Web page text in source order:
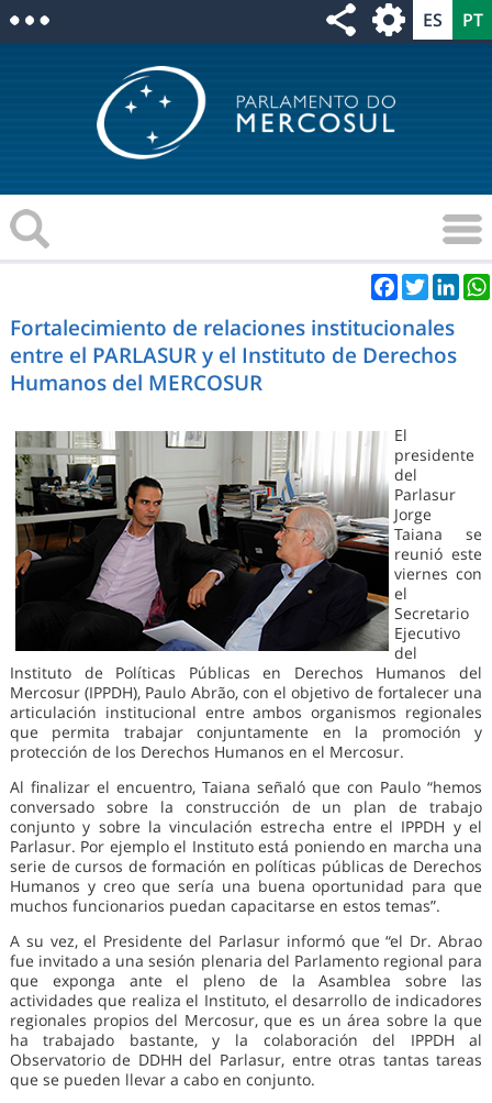
Facebook
Twitter
Fortalecimiento de relaciones institucionales
entre el PARLASUR y el Instituto de Derechos
Humanos del MERCOSUR
El
presidente
del
Parlasur
Jorge
Taiana se
reunió este
viernes con
el
Secretario
Ejecutivo
del
Instituto de Políticas Públicas en Derechos Humanos del
Mercosur (IPPDH), Paulo Abrão, con el objetivo de fortalecer una
articulación institucional entre ambos organismos regionales
que permita trabajar conjuntamente en la promoción y
protección de los Derechos Humanos en el Mercosur.
Al finalizar el encuentro, Taiana señaló que con Paulo “hemos
conversado sobre la construcción de un plan de trabajo
conjunto y sobre la vinculación estrecha entre el IPPDH y el
Parlasur. Por ejemplo el Instituto está poniendo en marcha una
serie de cursos de formación en políticas públicas de Derechos
Humanos y creo que sería una buena oportunidad para que
muchos funcionarios puedan capacitarse en estos temas”.
A su vez, el Presidente del Parlasur informó que “el Dr. Abrao
fue invitado a una sesión plenaria del Parlamento regional para
que exponga ante el pleno de la Asamblea sobre las
actividades que realiza el Instituto, el desarrollo de indicadores
regionales propios del Mercosur, que es un área sobre la que
ha trabajado bastante, y la colaboración del IPPDH al
Observatorio de DDHH del Parlasur, entre otras tantas tareas
que se pueden llevar a cabo en conjunto.